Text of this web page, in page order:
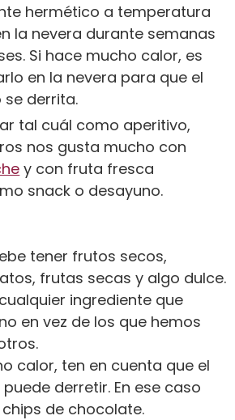
hermético a temperatura
la nevera durante semanas
Si hace mucho calor, es
en la nevera para que el
derrita.
tal cuál como aperitivo,
nos gusta mucho con
y con fruta fresca
snack o desayuno.
tener frutos secos,
frutas secas y algo dulce.
ingrediente que
en vez de los que hemos
calor, ten en cuenta que el
derretir. En ese caso
de chocolate.